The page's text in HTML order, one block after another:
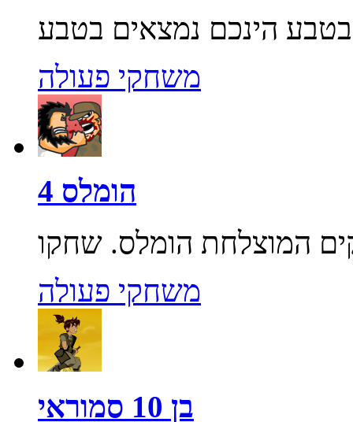
משחקי פעולה
הומלס 4
משחקי פעולה
בן 10 סמוראי